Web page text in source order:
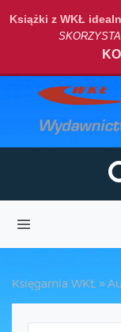
Książki z WKŁ
Księgarnia WKŁ